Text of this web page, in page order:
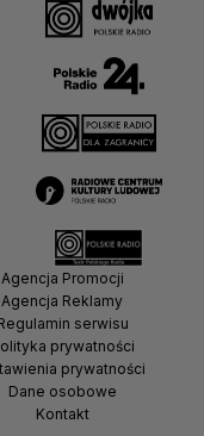
Agencja Promocji
Agencja Reklamy
serwisu
prywatności
prywatności
Dane osobowe
Kontakt